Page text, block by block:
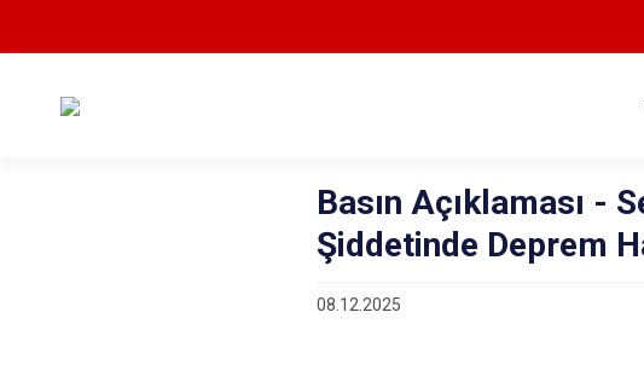
Basın Açıklaması -
Şiddetinde Deprem
08.12.2025